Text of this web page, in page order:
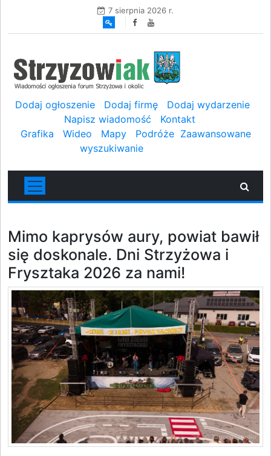
7 sierpnia 2026 r.
Dodaj ogłoszenie Dodaj firmę
Dodaj wydarzenie
Napisz wiadomość
Kontakt
Grafika
Wideo Mapy Podróże Zaawansowane
wyszukiwanie
Mimo kaprysów aury, powiat bawił
się doskonale. Dni Strzyżowa i
Frysztaka 2026 za nami!